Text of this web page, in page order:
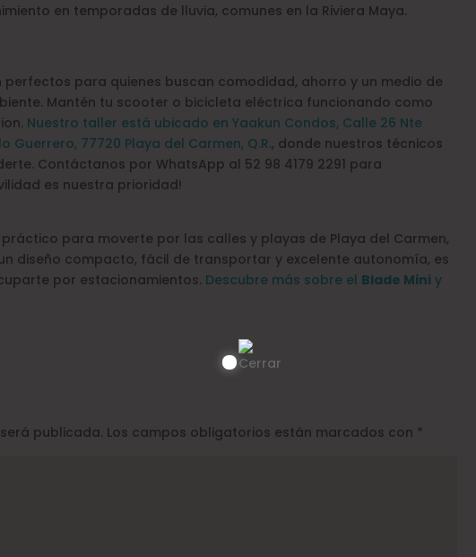
en temporadas de lluvia, comunes en la Riviera Maya.
para quienes buscan comodidad, ahorro y un medio de
Mantén tu scooter o bicicleta eléctrica funcionando como
Nuestro taller está ubicado en Yaakun Condos, Calle 26 Nte
Guerrero, 77720 Playa del Carmen, Q.R., donde nuestros técnicos
Contáctanos por WhatsApp al 52 98 4179 2291 para
es nuestra prioridad!
para moverte por las calles y playas de Playa del Carmen,
diseño compacto, fácil de transportar y excelente autonomía, es
por estacionamientos. Descubre más sobre el Blade Mini y
publicada. Los campos obligatorios están marcados con *